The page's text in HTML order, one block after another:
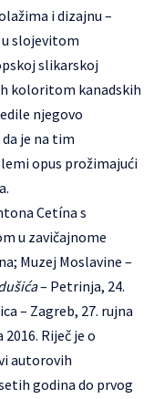
i dizajnu –
slojevitom
slikarskoj
koloritom kanadskih
njegovo
je na tim
opus prožimajući
Cetína s
u zavičajnome
Muzej Moslavine –
– Petrinja, 24.
– Zagreb, 27. rujna
Riječ je o
autorovih
godina do prvog